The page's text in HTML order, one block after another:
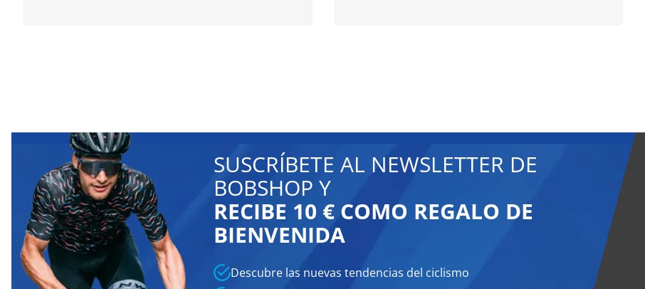
SUSCRÍBETE AL NEWSLETTER DE
BOBSHOP Y
RECIBE 10 € COMO REGALO DE
BIENVENIDA
Descubre las nuevas tendencias del ciclismo